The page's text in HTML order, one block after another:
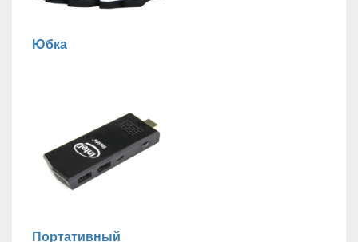
Юбка
Портативный